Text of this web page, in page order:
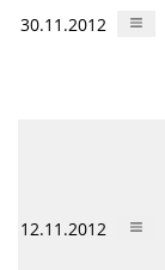
30.11.2012
12.11.2012